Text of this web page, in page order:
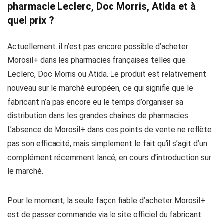
pharmacie Leclerc, Doc Morris, Atida et à
quel prix ?
Actuellement, il n’est pas encore possible d’acheter
Morosil+ dans les pharmacies françaises telles que
Leclerc, Doc Morris ou Atida. Le produit est relativement
nouveau sur le marché européen, ce qui signifie que le
fabricant n’a pas encore eu le temps d’organiser sa
distribution dans les grandes chaînes de pharmacies.
L’absence de Morosil+ dans ces points de vente ne reflète
pas son efficacité, mais simplement le fait qu’il s’agit d’un
complément récemment lancé, en cours d’introduction sur
le marché.
Pour le moment, la seule façon fiable d’acheter Morosil+
est de passer commande via le site officiel du fabricant.